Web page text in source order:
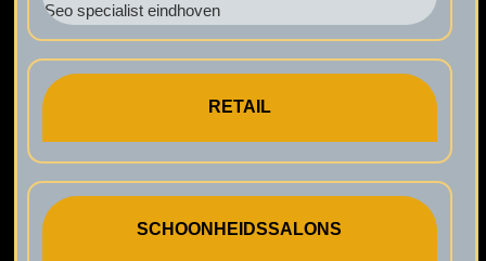
Seo specialist eindhoven
RETAIL
SCHOONHEIDSSALONS